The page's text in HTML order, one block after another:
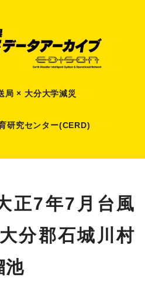
局 × 大分大学減災
研究センター(CERD)
正7年7月台風
分郡石城川村
池